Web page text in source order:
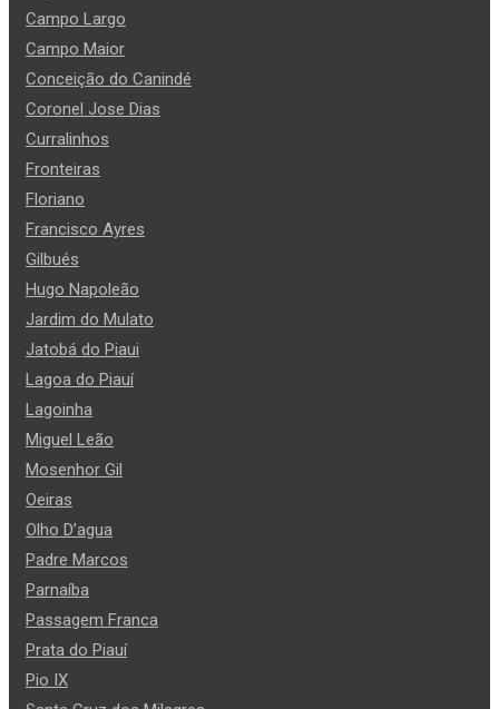
Campo Largo
Campo Maior
Conceição do Canindé
Coronel Jose Dias
Curralinhos
Fronteiras
Floriano
Francisco Ayres
Gilbués
Hugo Napoleão
Jardim do Mulato
Jatobá do Piaui
Lagoa do Piauí
Lagoinha
Miguel Leão
Mosenhor Gil
Oeiras
Olho D’agua
Padre Marcos
Parnaíba
Passagem Franca
Prata do Piauí
Pio IX